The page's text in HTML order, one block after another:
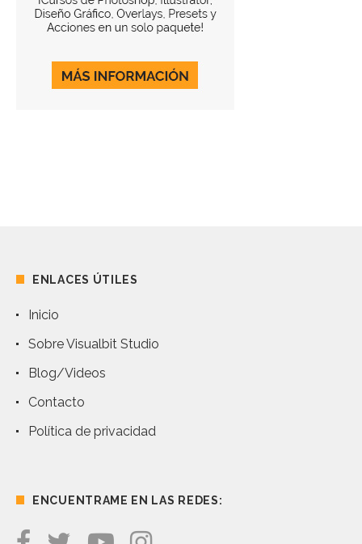
ENLACES ÚTILES
Inicio
Sobre Visualbit Studio
Blog/Videos
Contacto
Política de privacidad
ENCUENTRAME EN LAS REDES: